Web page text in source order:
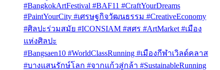
#BangkokArtFestival #BAF11 #CraftYourDreams
#PaintYourCity #เศรษฐกิจวัฒนธรรม #CreativeEconomy
#ศิลปะร่วมสมัย #ICONSIAM #สศร #ArtMarket #เมือง
แห่งศิลปะ
#Bangsaen10 #WorldClassRunning #เมืองกีฬาเวิลด์คลาส
#บางแสนรักษ์โลก #จากแก้วสู่กล้า #SustainableRunning